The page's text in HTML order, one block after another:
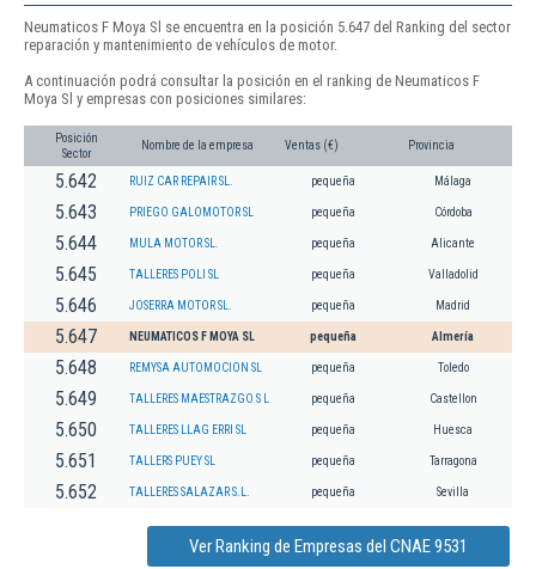
Neumaticos F Moya Sl se encuentra en la posición 5.647 del Ranking del sector
reparación y mantenimiento de vehículos de motor.
A continuación podrá consultar la posición en el ranking de Neumaticos F
Moya Sl y empresas con posiciones similares:
Posición
Sector
Nombre de la empresa Ventas (€) Provincia
5.642 RUIZ CAR REPAIR SL. pequeña Málaga
5.643 PRIEGO GALOMOTOR SL pequeña Córdoba
5.644 MULA MOTOR SL. pequeña Alicante
5.645 TALLERES POLI SL pequeña Valladolid
5.646 JOSERRA MOTOR SL. pequeña Madrid
5.647 NEUMATICOS F MOYA SL pequeña Almería
5.648 REMYSA AUTOMOCION SL pequeña Toledo
5.649 TALLERES MAESTRAZGO S L pequeña Castellon
5.650 TALLERES LLAG ERRI SL pequeña Huesca
5.651 TALLERS PUEY SL pequeña Tarragona
5.652 TALLERES SALAZAR S.L. pequeña Sevilla
Ver Ranking de Empresas del CNAE 9531